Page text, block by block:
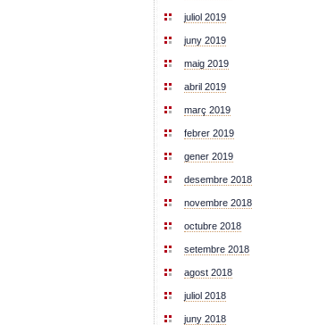
juliol 2019
juny 2019
maig 2019
abril 2019
març 2019
febrer 2019
gener 2019
desembre 2018
novembre 2018
octubre 2018
setembre 2018
agost 2018
juliol 2018
juny 2018